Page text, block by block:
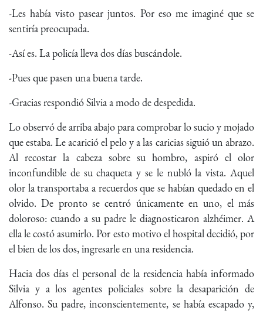
-Les había visto pasear juntos. Por eso me imaginé que se
sentiría preocupada.
-Así es. La policía lleva dos días buscándole.
-Pues que pasen una buena tarde.
-Gracias respondió Silvia a modo de despedida.
Lo observó de arriba abajo para comprobar lo sucio y mojado
que estaba. Le acarició el pelo y a las caricias siguió un abrazo.
Al recostar la cabeza sobre su hombro, aspiró el olor
inconfundible de su chaqueta y se le nubló la vista. Aquel
olor la transportaba a recuerdos que se habían quedado en el
olvido. De pronto se centró únicamente en uno, el más
doloroso: cuando a su padre le diagnosticaron alzhéimer. A
ella le costó asumirlo. Por esto motivo el hospital decidió, por
el bien de los dos, ingresarle en una residencia.
Hacia dos días el personal de la residencia había informado
Silvia y a los agentes policiales sobre la desaparición de
Alfonso. Su padre, inconscientemente, se había escapado y,